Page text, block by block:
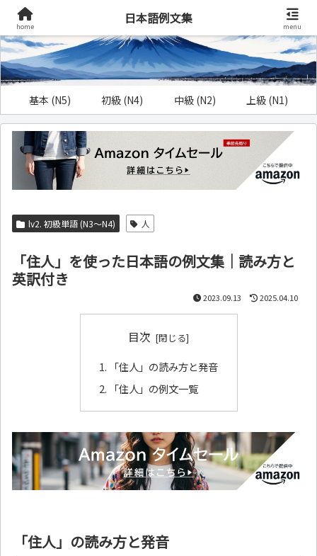
基本 (N5) 初級 (N4) 中級 (N2) 上級 (N1)
lv2. 初級単語 (N3～N4) 人
「住人」を使った日本語の例文集｜読み方と
英訳付き
2023.09.13 2025.04.10
目次
「住人」の読み方と発音
「住人」の例文一覧
「住人」の読み方と発音
home
日本語例文集
menu